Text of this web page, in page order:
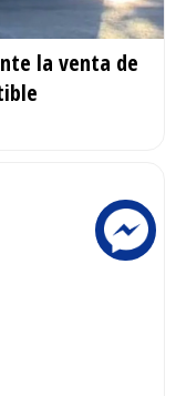
la venta de